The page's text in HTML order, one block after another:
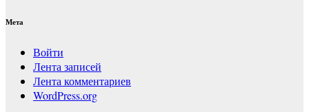
Мета
Войти
Лента записей
Лента комментариев
WordPress.org